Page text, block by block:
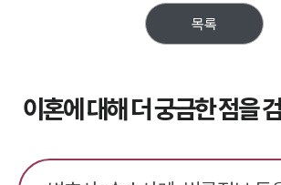
업무분야
업무
상간자위자료계산기
구성원 소개
목록
이혼에 대해 더 궁금한 점을